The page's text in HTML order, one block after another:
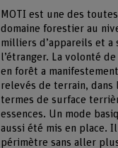
MOTI est une des
domaine forestier au
milliers d’appareils et a
l’étranger. La volonté
en forêt a
relevés de terrain, dans
termes de surface
essences. Un mode
aussi été mis en place.
périmètre sans aller